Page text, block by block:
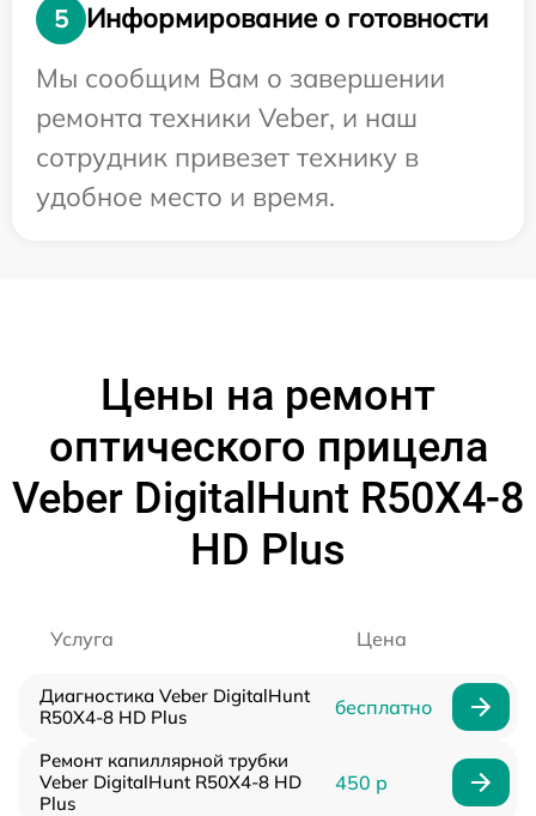
5
Информирование о готовности
Мы сообщим Вам о завершении
ремонта техники Veber, и наш
сотрудник привезет технику в
удобное место и время.
Цены на ремонт
оптического прицела
Veber DigitalHunt R50X4-8
HD Plus
Услуга Цена
Диагностика Veber DigitalHunt
R50X4-8 HD Plus
бесплатно
Ремонт капиллярной трубки
Veber DigitalHunt R50X4-8 HD
Plus
450 р